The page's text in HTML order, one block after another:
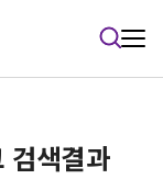
검색결과